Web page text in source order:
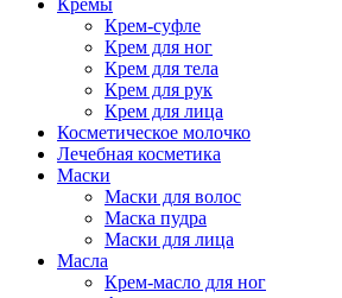
Кремы
Крем-суфле
Крем для ног
Крем для тела
Крем для рук
Крем для лица
Косметическое молочко
Лечебная косметика
Маски
Маски для волос
Маска пудра
Маски для лица
Масла
Крем-масло для ног